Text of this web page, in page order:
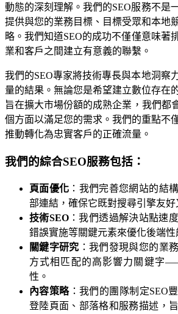
動態的深刻理解。我們的SEO服務不是
提供與您的業務目標、目標受眾和本地
略。我們知道SEO的成功不僅僅意味
業和客戶之間建立有意義的聯繫。
我們的SEO專家將技術專長與本地洞察
量的結果。無論您是希望建立數位存在
旨在擴大市場份額的成熟企業，我們都
個方面以滿足您的需求。我們的重點
推動轉化為忠實客戶的正確流量。
我們的綜合SEO服務包括：
頁面優化 ：我們完善您網站的結
部連結，確保它既對搜尋引擎友好
技術SEO：我們透過解決站點速
錯誤實施等關鍵元素來優化後端性
關鍵字研究 ：我們發現與您的業
方式相匹配的高影響力關鍵字
性。
內容策略：我們的團隊制定SEO
登陸頁面、部落格和服務描述，